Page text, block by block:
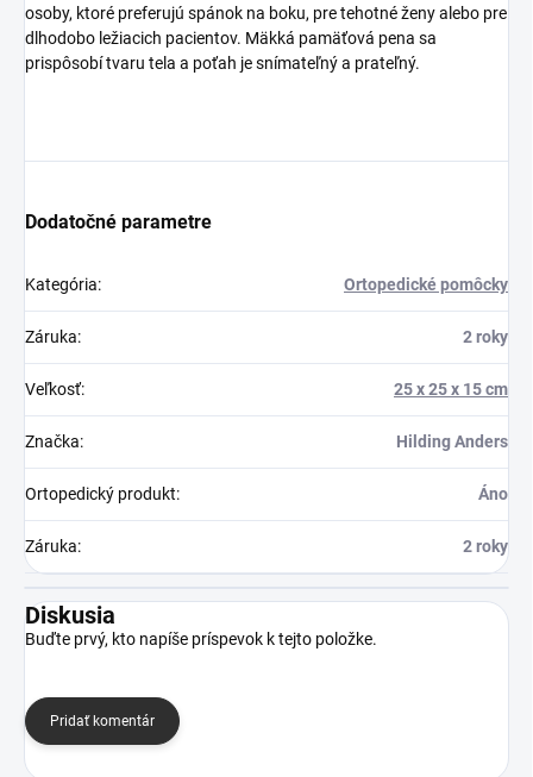
osoby, ktoré preferujú spánok na boku, pre tehotné ženy alebo pre
dlhodobo ležiacich pacientov. Mäkká pamäťová pena sa
prispôsobí tvaru tela a poťah je snímateľný a prateľný.
Dodatočné parametre
Kategória: Ortopedické pomôcky
Záruka: 2 roky
Veľkosť: 25 x 25 x 15 cm
Značka: Hilding Anders
Ortopedický produkt: Áno
Záruka: 2 roky
Diskusia
Buďte prvý, kto napíše príspevok k tejto položke.
Pridať komentár